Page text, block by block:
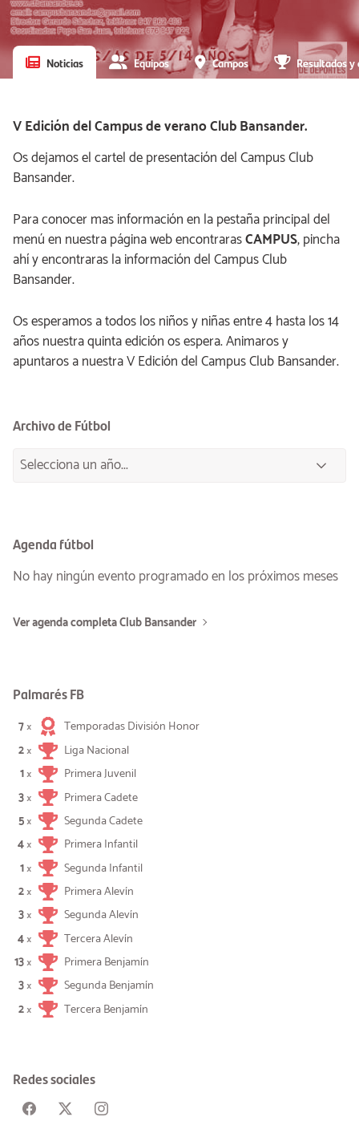
Noticias Equipos Campos Resultados
V Edición del Campus de verano Club Bansander.
Os dejamos el cartel de presentación del Campus Club
Bansander.
Para conocer mas información en la pestaña principal del
menú en nuestra página web encontrarasCAMPUS, pincha
ahí y encontraras la información del Campus Club
Bansander.
Os esperamos a todos los niños y niñas entre 4 hasta los 14
años nuestra quinta edición os espera. Animaros y
apuntaros a nuestra V Edición del Campus Club Bansander.
Archivo de Fútbol
Agenda fútbol
No hay ningún evento programado en los próximos meses
Ver agenda completa Club Bansander
Palmarés FB
7×
Temporadas División Honor
2×
Liga Nacional
1×
Primera Juvenil
3×
Primera Cadete
5×
Segunda Cadete
4×
Primera Infantil
1×
Segunda Infantil
2×
Primera Alevín
3×
Segunda Alevín
4×
Tercera Alevín
13×
Primera Benjamín
3×
Segunda Benjamín
2× Tercera Benjamín
Redes sociales